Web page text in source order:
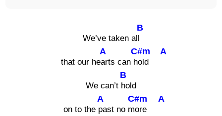
We’ve taken al
B
l
that our he
A
arts can h
C#m
old
A
We can’t
B
hold
on to the
A
past no m
C#m
ore
A